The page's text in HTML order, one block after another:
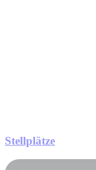
Stellplätze